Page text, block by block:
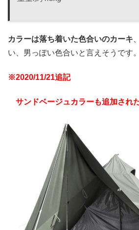
カラーは落ち着いた色合いのカーキ
い、男っぽい色合いと言えそうです。
※2020/11/21追記
サンドベージュカラーも追加され